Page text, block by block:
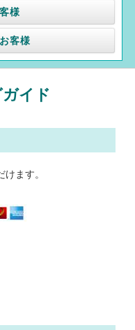
様
客様
イド
ます。